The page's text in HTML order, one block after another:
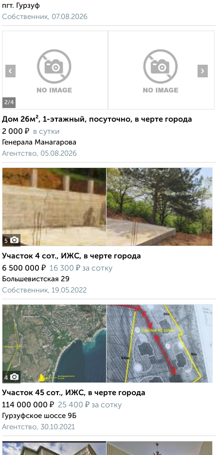
пгт. Гурзуф
Собственник, 07.08.2026
2/4
‹ ›
Дом 26м², 1-этажный, посуточно, в черте города
2 000 ₽ в сутки
Генерала Манагарова
Агентство, 05.08.2026
5
Участок 4 сот., ИЖС, в черте города
6 500 000 ₽ 16 300 ₽ за сотку
Большевистская 29
Собственник, 19.05.2022
4
Участок 45 сот., ИЖС, в черте города
114 000 000 ₽ 25 400 ₽ за сотку
Гурзуфское шоссе 9Б
Агентство, 30.10.2021